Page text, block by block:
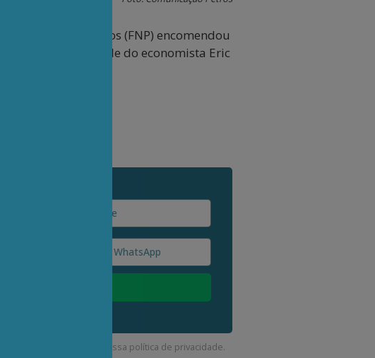
dos Petroleiros (FNP) encomendou
a responsabilidade do economista Eric
da ativa?
e concorda com a nossa política de privacidade.